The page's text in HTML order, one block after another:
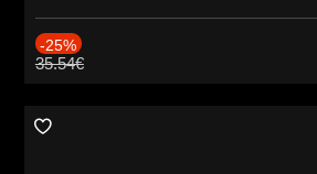
-25%
35.54€